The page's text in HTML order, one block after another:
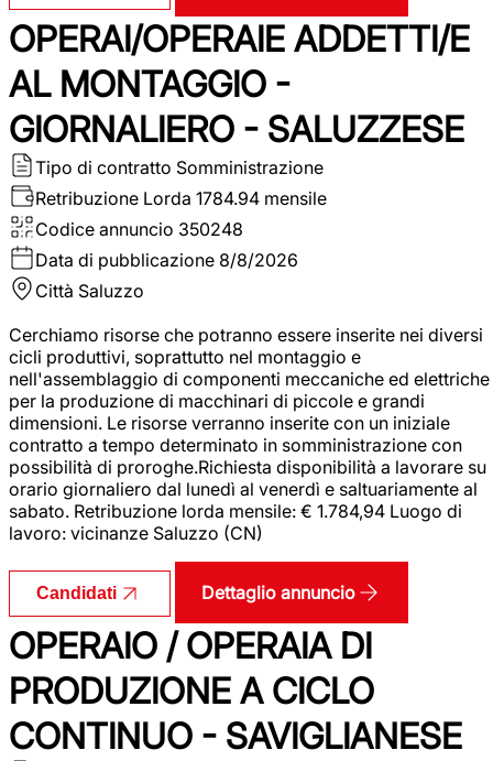
OPERAI/OPERAIE ADDETTI/E
AL MONTAGGIO -
GIORNALIERO - SALUZZESE
Tipo di contratto Somministrazione
Retribuzione Lorda 1784.94 mensile
Codice annuncio 350248
Data di pubblicazione 8/8/2026
Città Saluzzo
Cerchiamo risorse che potranno essere inserite nei diversi
cicli produttivi, soprattutto nel montaggio e
nell'assemblaggio di componenti meccaniche ed elettriche
per la produzione di macchinari di piccole e grandi
dimensioni. Le risorse verranno inserite con un iniziale
contratto a tempo determinato in somministrazione con
possibilità di proroghe.Richiesta disponibilità a lavorare su
orario giornaliero dal lunedì al venerdì e saltuariamente al
sabato. Retribuzione lorda mensile: € 1.784,94 Luogo di
lavoro: vicinanze Saluzzo (CN)
Candidati Dettaglio annuncio
OPERAIO / OPERAIA DI
PRODUZIONE A CICLO
CONTINUO - SAVIGLIANESE